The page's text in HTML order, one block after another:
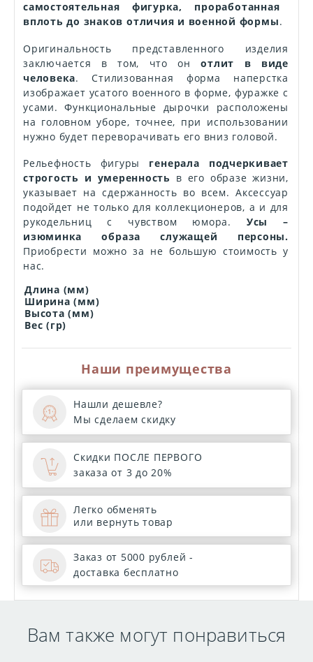
самостоятельная фигурка, проработанная
вплоть до знаков отличия и военной формы.
Оригинальность представленного изделия
заключается в том, что онотлит в виде
человека. Стилизованная форма наперстка
изображает усатого военного в форме, фуражке с
усами. Функциональные дырочки расположены
на головном уборе, точнее, при использовании
нужно будет переворачивать его вниз головой.
Рельефность фигуры генерала подчеркивает
строгость и умеренность
в его образе жизни,
указывает на сдержанность во всем. Аксессуар
подойдет не только для коллекционеров, а и для
рукодельниц с чувством юмора. Усы –
изюминка образа служащей персоны.
Приобрести можно за не большую стоимость у
нас.
Длина (мм)
Ширина (мм)
Высота (мм)
Вес (гр)
Наши преимущества
Нашли дешевле?
Мы сделаем скидку
Скидки ПОСЛЕ ПЕРВОГО
заказа от 3 до 20%
Легко обменять
или вернуть товар
Заказ от 5000 рублей -
доставка бесплатно
Вам также могут понравиться